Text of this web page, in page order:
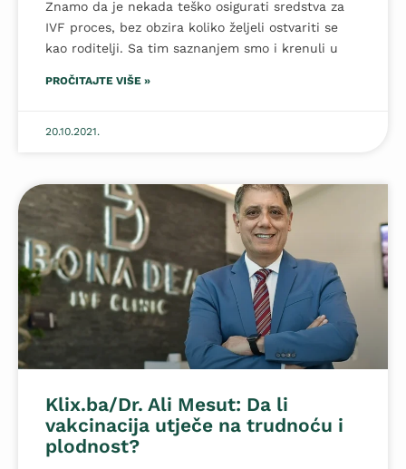
Znamo da je nekada teško osigurati sredstva za
IVF proces, bez obzira koliko željeli ostvariti se
kao roditelji. Sa tim saznanjem smo i krenuli u
PROČITAJTE VIŠE »
20.10.2021.
Klix.ba/Dr. Ali Mesut: Da li
vakcinacija utječe na trudnoću i
plodnost?